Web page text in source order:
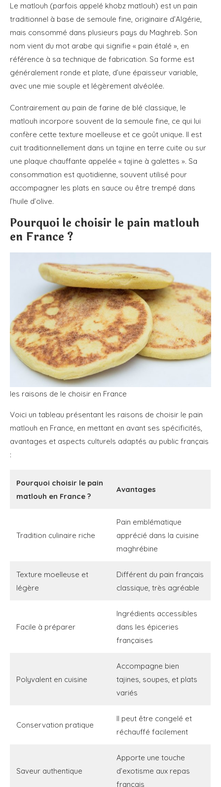
Le matlouh (parfois appelé khobz matlouh) est un pain
traditionnel à base de semoule fine, originaire d’Algérie,
mais consommé dans plusieurs pays du Maghreb. Son
nom vient du mot arabe qui signifie « pain étalé », en
référence à sa technique de fabrication. Sa forme est
généralement ronde et plate, d’une épaisseur variable,
avec une mie souple et légèrement alvéolée.
Contrairement au pain de farine de blé classique, le
matlouh incorpore souvent de la semoule fine, ce qui lui
confère cette texture moelleuse et ce goût unique. Il est
cuit traditionnellement dans un tajine en terre cuite ou sur
une plaque chauffante appelée « tajine à galettes ». Sa
consommation est quotidienne, souvent utilisé pour
accompagner les plats en sauce ou être trempé dans
l’huile d’olive.
Pourquoi le choisir le pain matlouh
en France ?
les raisons de le choisir en France
Voici un tableau présentant les raisons de choisir le pain
matlouh en France, en mettant en avant ses spécificités,
avantages et aspects culturels adaptés au public français
:
Pourquoi choisir le pain
matlouh en France ?
Avantages
Tradition culinaire riche
Pain emblématique
apprécié dans la cuisine
maghrébine
Texture moelleuse et
légère
Différent du pain français
classique, très agréable
Facile à préparer
Ingrédients accessibles
dans les épiceries
françaises
Polyvalent en cuisine
Accompagne bien
tajines, soupes, et plats
variés
Conservation pratique
Il peut être congelé et
réchauffé facilement
Saveur authentique
Apporte une touche
d’exotisme aux repas
français